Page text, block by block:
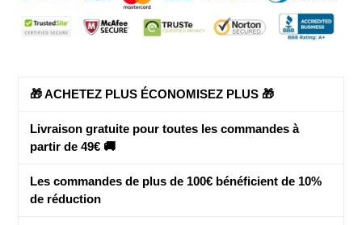
panier
🎁 ACHETEZ PLUS ÉCONOMISEZ PLUS 🎁
Livraison gratuite pour toutes les commandes à
partir de 49€ 🚚
Les commandes de plus de 100€ bénéficient de 10%
de réduction